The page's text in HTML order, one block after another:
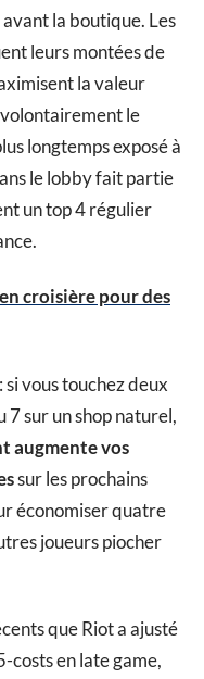
la boutique. Les
leurs montées de
la valeur
le
longtemps exposé à
le lobby fait partie
un top 4 régulier
croisière pour des
si vous touchez deux
7 sur un shop naturel,
augmente vos
sur les prochains
économiser quatre
joueurs piocher
que Riot a ajusté
costs en late game,